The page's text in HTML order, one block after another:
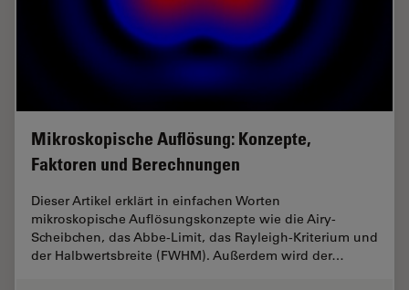
Mikroskopische Auflösung: Konzepte,
Faktoren und Berechnungen
Dieser Artikel erklärt in einfachen Worten
mikroskopische Auflösungskonzepte wie die Airy-
Scheibchen, das Abbe-Limit, das Rayleigh-Kriterium und
der Halbwertsbreite (FWHM). Außerdem wird der…